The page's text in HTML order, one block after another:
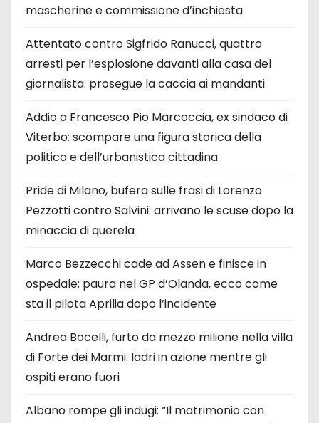
mascherine e commissione d’inchiesta
Attentato contro Sigfrido Ranucci, quattro
arresti per l’esplosione davanti alla casa del
giornalista: prosegue la caccia ai mandanti
Addio a Francesco Pio Marcoccia, ex sindaco di
Viterbo: scompare una figura storica della
politica e dell’urbanistica cittadina
Pride di Milano, bufera sulle frasi di Lorenzo
Pezzotti contro Salvini: arrivano le scuse dopo la
minaccia di querela
Marco Bezzecchi cade ad Assen e finisce in
ospedale: paura nel GP d’Olanda, ecco come
sta il pilota Aprilia dopo l’incidente
Andrea Bocelli, furto da mezzo milione nella villa
di Forte dei Marmi: ladri in azione mentre gli
ospiti erano fuori
Albano rompe gli indugi: “Il matrimonio con